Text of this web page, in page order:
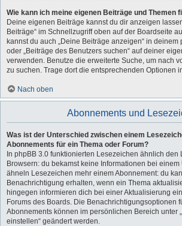
Wie kann ich meine eigenen Beiträge und Themen
Deine eigenen Beiträge kannst du dir anzeigen
Beiträge“ im Schnellzugriff oben auf der Boardseite
kannst du auch „Deine Beiträge anzeigen“ in
oder „Beiträge des Benutzers suchen“ auf deiner
verwenden. Benutze die erweiterte Suche, um nach
zu suchen. Trage dort die entsprechenden Optionen
Nach oben
Abonnements und
Was ist der Unterschied zwischen einem
Abonnements für ein Thema oder Forum?
In phpBB 3.0 funktionierten Lesezeichen ähnlich den
Browsern: du bekamst keine Informationen bei einem
ähneln Lesezeichen mehr einem Abonnement: du
Benachrichtigung erhalten, wenn ein Thema
hingegen informieren dich bei einer Aktualisierung
Forums des Boards. Die Benachrichtigungsoptionen
Abonnements können im persönlichen Bereich unter
einstellen“ geändert werden.